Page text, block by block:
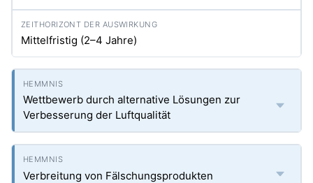
Mittelfristig (2–4 Jahre)
Wettbewerb durch alternative Lösungen zur
Verbesserung der Luftqualität
Verbreitung von Fälschungsprodukten